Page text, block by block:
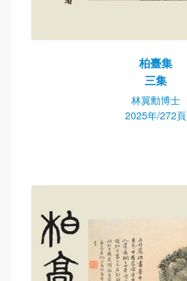
柏臺集
三集
林翼勳博士
2025年/272頁